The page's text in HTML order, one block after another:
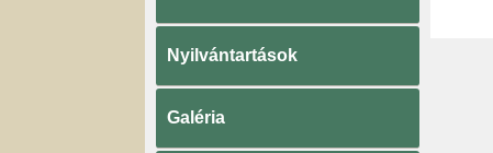
Nyilvántartások
Galéria